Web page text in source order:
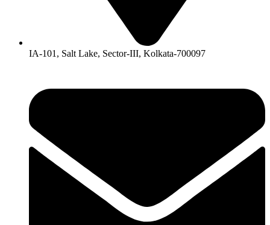
IA-101, Salt Lake, Sector-III, Kolkata-700097